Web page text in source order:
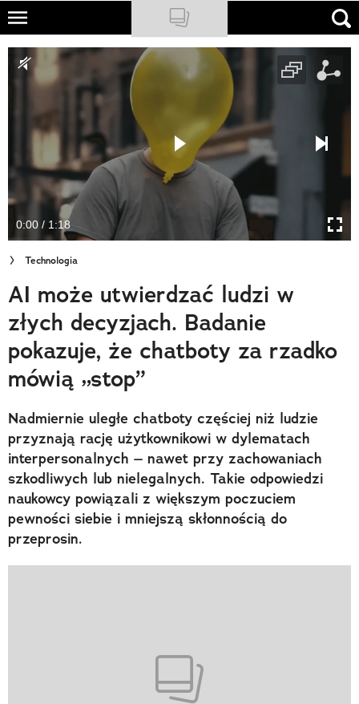
Skip
main
content
NATIONAL GEOGRAPHIC
TRAVELER
Newsletter
Cuda Polski
Wielki Konkurs Fotograficzny
Trendbook Podróżniczy
Polecane
0:00 / 1:18
Technologia
AI może utwierdzać ludzi w
złych decyzjach. Badanie
pokazuje, że chatboty za rzadko
mówią „stop”
Nadmiernie uległe chatboty częściej niż ludzie
przyznają rację użytkownikowi w dylematach
interpersonalnych – nawet przy zachowaniach
szkodliwych lub nielegalnych. Takie odpowiedzi
naukowcy powiązali z większym poczuciem
pewności siebie i mniejszą skłonnością do
przeprosin.